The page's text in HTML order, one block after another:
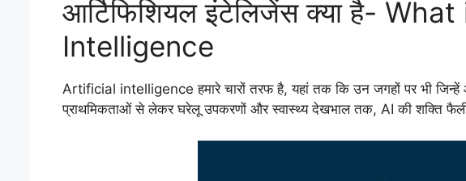
आर्टिफिशियल इंटेलिजेंस क्यों- Why Artificial Intellig
आर्टिफिशियल इंटेलिजेंस के लक्ष्य- Artificial intelligence goals
आर्टिफिशियल इंटेलिजेंस में क्या शामिल है- what is involved in
आर्टिफिशियल इंटेलिजेंस के नुकसान- Disadvantages of Artificial
आर्टिफिशियल इंटेलिजेंस में करियर- Career in Artificial
आर्टिफिशियल इंटेलिजेंस क्या है-
Intelligence
Artificial intelligence हमारे चारों तरफ है, यहां तक ​​कि उन जगहों पर भी जिन्हें
प्राथमिकताओं से लेकर घरेलू उपकरणों और स्वास्थ्य देखभाल तक, AI की शक्ति